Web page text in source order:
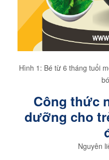
Hình 1: Bé từ 6 tháng tuổi
Công thức
dưỡng cho
Nguyên